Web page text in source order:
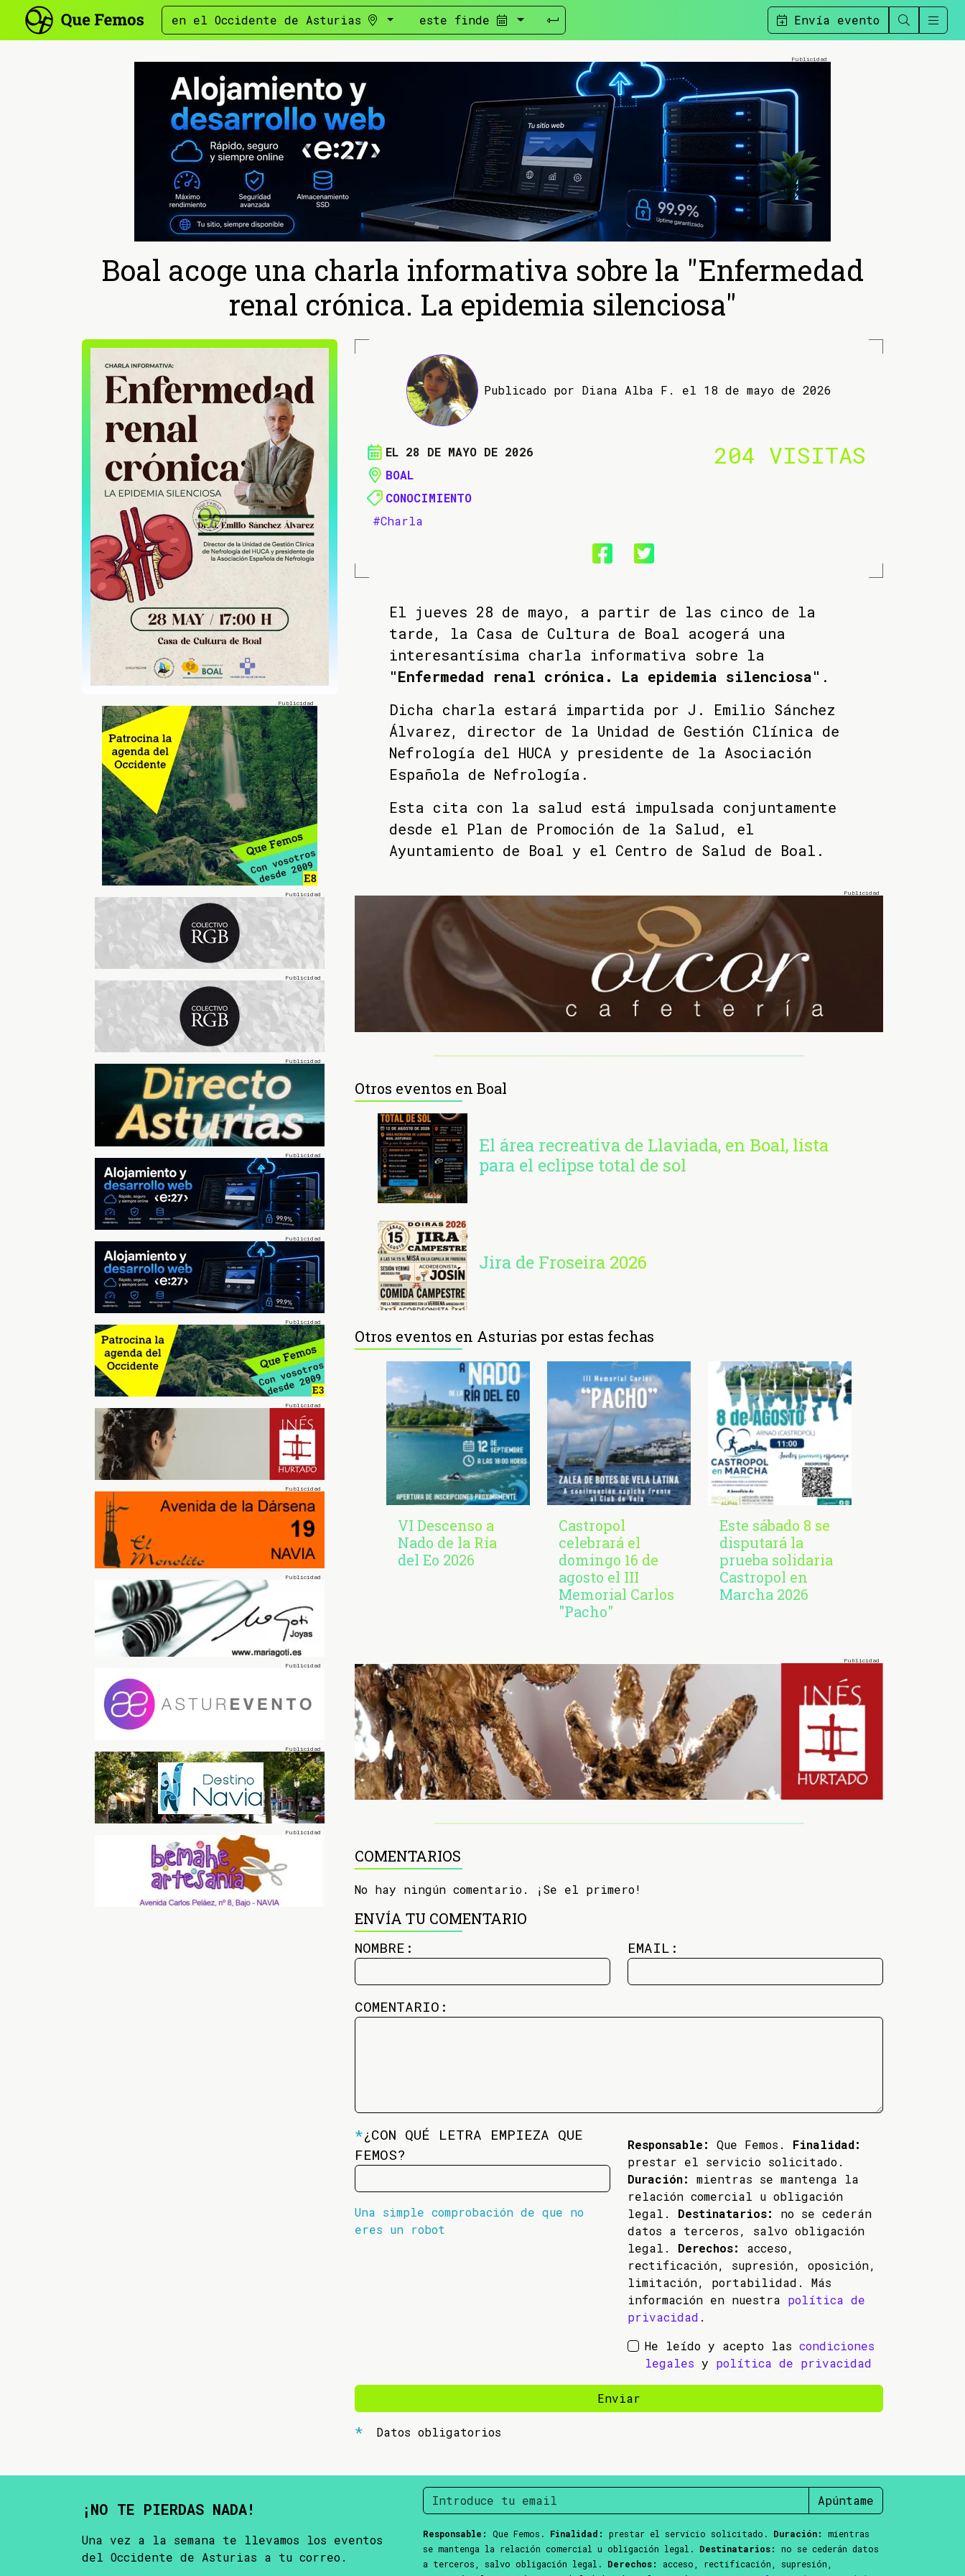
en el Occidente de Asturias este finde Envía evento
Boal acoge una charla informativa sobre la "Enfermedad
renal crónica. La epidemia silenciosa"
Publicado por Diana Alba F. el 18 de mayo de 2026
EL 28 DE MAYO DE 2026
BOAL
CONOCIMIENTO
#Charla
204 VISITAS
El jueves 28 de mayo, a partir de las cinco de la
tarde, la Casa de Cultura de Boal acogerá una
interesantísima charla informativa sobre la
"Enfermedad renal crónica. La epidemia silenciosa" .
Dicha charla estará impartida por J. Emilio Sánchez
Álvarez, director de la Unidad de Gestión Clínica de
Nefrología del HUCA y presidente de la Asociación
Española de Nefrología.
Esta cita con la salud está impulsada conjuntamente
desde el Plan de Promoción de la Salud, el
Ayuntamiento de Boal y el Centro de Salud de Boal.
Otros eventos en Boal
El área recreativa de Llaviada, en Boal, lista
para el eclipse total de sol
Jira de Froseira 2026
Otros eventos en Asturias por estas fechas
VI Descenso a
Nado de la Ría
del Eo 2026
Castropol
celebrará el
domingo 16 de
agosto el III
Memorial Carlos
"Pacho"
Este sábado 8 se
disputará la
prueba solidaria
Castropol en
Marcha 2026
COMENTARIOS
No hay ningún comentario. ¡Se el primero!
ENVÍA TU COMENTARIO
NOMBRE: EMAIL:
COMENTARIO:
*¿CON QUÉ LETRA EMPIEZA QUE
FEMOS?
Una simple comprobación de que no
eres un robot
Responsable: Que Femos. Finalidad:
prestar el servicio solicitado.
Duración:
mientras se mantenga la
relación comercial u obligación
legal. Destinatarios:
no se cederán
datos a terceros, salvo obligación
legal. Derechos:
acceso,
rectificación, supresión, oposición,
limitación, portabilidad. Más
información en nuestra política de
privacidad .
He leído y acepto las condiciones
legales y política de privacidad
Enviar
Datos obligatorios
¡NO TE PIERDAS NADA!
Una vez a la semana te llevamos los eventos
del Occidente de Asturias a tu correo.
Apúntame
Responsable: Que Femos. Finalidad: prestar el servicio solicitado. Duración:
mientras
se mantenga la relación comercial u obligación legal. Destinatarios:
no se cederán datos
a terceros, salvo obligación legal. Derechos:
acceso, rectificación, supresión,